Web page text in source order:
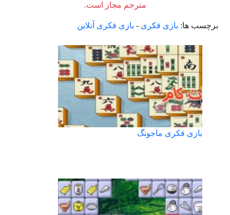
مترجم مجاز است.
برچسب ها: بازی فکری - بازی فکری آنلاین
بازی فکری ماجونگ